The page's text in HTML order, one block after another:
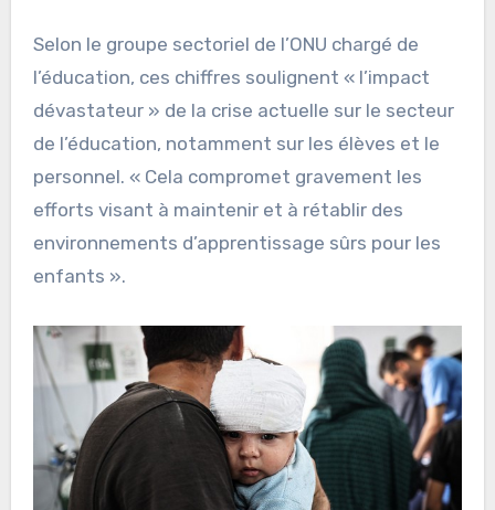
Selon le groupe sectoriel de l’ONU chargé de
l’éducation, ces chiffres soulignent « l’impact
dévastateur » de la crise actuelle sur le secteur
de l’éducation, notamment sur les élèves et le
personnel. « Cela compromet gravement les
efforts visant à maintenir et à rétablir des
environnements d’apprentissage sûrs pour les
enfants ».